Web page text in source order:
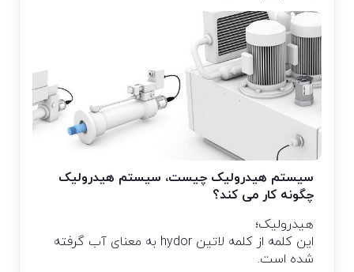
سیستم هیدرولیک چیست، سیستم هیدرولیک
چگونه کار می کند؟
هیدرولیک؛
این کلمه از کلمه لاتین hydor به معنای آب گرفته
شده است.